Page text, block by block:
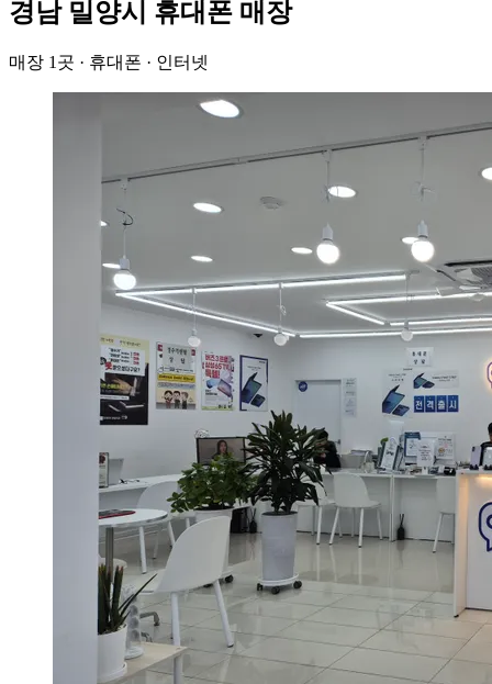
경남 밀양시 휴대폰 매장
매장 1 곳 · 휴대폰 · 인터넷